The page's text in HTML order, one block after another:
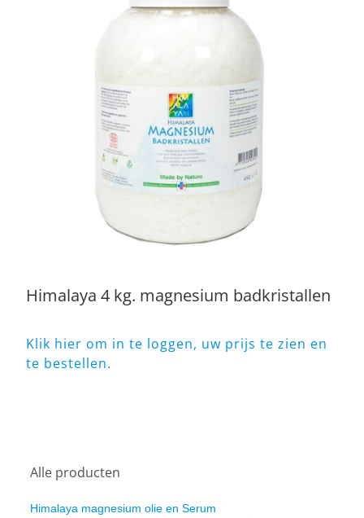
Himalaya 4 kg. magnesium badkristallen
Klik hier om in te loggen, uw prijs te zien en
te bestellen.
Alle producten
Himalaya magnesium olie en Serum